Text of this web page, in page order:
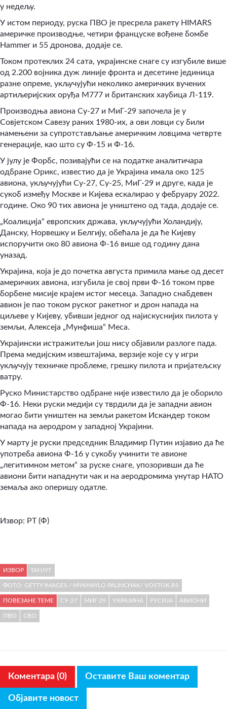
у недељу.
У истом периоду, руска ПВО је пресрела ракету HIMARS
америчке производње, четири француске вођене бомбе
Hammer и 55 дронова, додаје се.
Током протеклих 24 сата, украјинске снаге су изгубиле више
од 2.200 војника дуж линије фронта и десетине јединица
разне опреме, укључујући неколико америчких вучених
артиљеријских оруђа М777 и британских хаубица Л-119.
Производња авиона Су-27 и МиГ-29 започела је у
Совјетском Савезу раних 1980-их, а ови ловци су били
намењени за супротстављање америчким ловцима четврте
генерације, као што су Ф-15 и Ф-16.
У јулу је Форбс, позивајући се на податке аналитичара
одбране Орикс, известио да је Украјина имала око 125
авиона, укључујући Су-27, Су-25, МиГ-29 и друге, када је
сукоб између Москве и Кијева ескалирао у фебруару 2022.
године. Око 90 тих авиона је уништено од тада, додаје се.
„Коалиција“ европских држава, укључујући Холандију,
Данску, Норвешку и Белгију, обећала је да ће Кијеву
испоручити око 80 авиона Ф-16 више од годину дана
уназад.
Украјина, која је до почетка августа примила мање од десет
америчких авиона, изгубила је свој први Ф-16 током прве
борбене мисије крајем истог месеца. Западно снабдевен
авион је пао током руског ракетног и дрон напада на
циљеве у Кијеву, убивши једног од најискуснијих пилота у
земљи, Алексеја „Мунфиша“ Меса.
Украјински истражитељи још нису објавили разлоге пада.
Према медијским извештајима, верзије које су у игри
укључују техничке проблеме, грешку пилота и пријатељску
ватру.
Руско Министарство одбране није известило да је оборило
Ф-16. Неки руски медији су тврдили да је западни авион
могао бити уништен на земљи ракетом Искандер током
напада на аеродром у западној Украјини.
У марту је руски председник Владимир Путин изјавио да ће
употреба авиона Ф-16 у сукобу учинити те авионе
„легитимном метом“ за руске снаге, упозоривши да ће
авиони бити нападнути чак и на аеродромима унутар НАТО
земаља ако оперишу одатле.
Извор: РТ (Ф)
ИЗВОР ТАНЈУГ
ФОТО: GETTY IMAGES / MYKHAYLO PALINCHAK/ VOSTOK.RS
ПОВЕЗАНЕ ТЕМЕ СУ-27 МИГ-29 УКРАЈИНА РУСИЈА АВИОНИ
ПВО СВО
Коментара (0) Оставите Ваш коментар
Објавите новост